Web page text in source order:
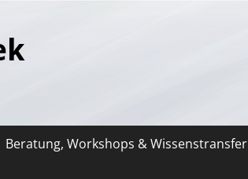
Beratung, Workshops & Wissenstransfer